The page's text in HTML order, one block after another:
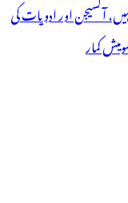
آکسیجن اور ادویات کی
کمار